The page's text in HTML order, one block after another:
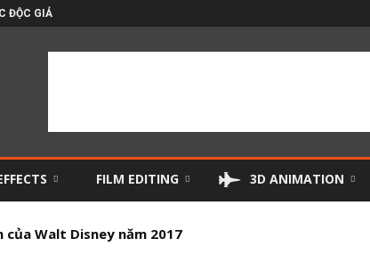
ĐỘC GIẢ
FILM EDITING 3D ANIMATION
Walt Disney năm 2017
điện ảnh xuất sắc nhất 2016 (P2)